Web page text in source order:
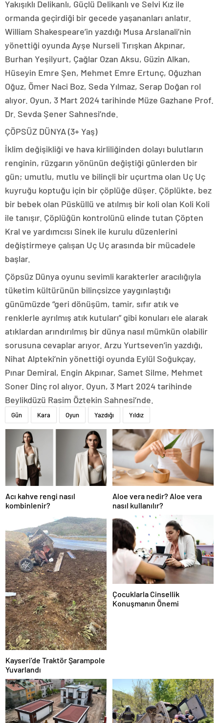
Yakışıklı Delikanlı, Güçlü Delikanlı ve Selvi Kız ile
ormanda geçirdiği bir gecede yaşananları anlatır.
William Shakespeare’in yazdığı Musa Arslanali’nin
yönettiği oyunda Ayşe Nurseli Tırışkan Akpınar,
Burhan Yeşilyurt, Çağlar Ozan Aksu, Güzin Alkan,
Hüseyin Emre Şen, Mehmet Emre Ertunç, Oğuzhan
Oğuz, Ömer Naci Boz, Seda Yılmaz, Serap Doğan rol
alıyor. Oyun, 3 Mart 2024 tarihinde Müze Gazhane Prof.
Dr. Sevda Şener Sahnesi’nde.
ÇÖPSÜZ DÜNYA (3+ Yaş)
İklim değişikliği ve hava kirliliğinden dolayı bulutların
renginin, rüzgarın yönünün değiştiği günlerden bir
gün; umutlu, mutlu ve bilinçli bir uçurtma olan Uç Uç
kuyruğu koptuğu için bir çöplüğe düşer. Çöplükte, bez
bir bebek olan Püsküllü ve atılmış bir koli olan Koli Koli
ile tanışır. Çöplüğün kontrolünü elinde tutan Çöpten
Kral ve yardımcısı Sinek ile kurulu düzenlerini
değiştirmeye çalışan Uç Uç arasında bir mücadele
başlar.
Çöpsüz Dünya oyunu sevimli karakterler aracılığıyla
tüketim kültürünün bilinçsizce yaygınlaştığı
günümüzde “geri dönüşüm, tamir, sıfır atık ve
renklerle ayrılmış atık kutuları” gibi konuları ele alarak
atıklardan arındırılmış bir dünya nasıl mümkün olabilir
sorusuna cevaplar arıyor. Arzu Yurtseven’in yazdığı,
Nihat Alpteki’nin yönettiği oyunda Eylül Soğukçay,
Pınar Demiral, Engin Akpınar, Samet Silme, Mehmet
Soner Dinç rol alıyor. Oyun, 3 Mart 2024 tarihinde
Beylikdüzü Rasim Öztekin Sahnesi’nde.
Gün Kara Oyun Yazdığı Yıldız
Acı kahve rengi nasıl
kombinlenir?
Aloe vera nedir? Aloe vera
nasıl kullanılır?
Kayseri’de Traktör Şarampole
Yuvarlandı
Çocuklarla Cinsellik
Konuşmanın Önemi